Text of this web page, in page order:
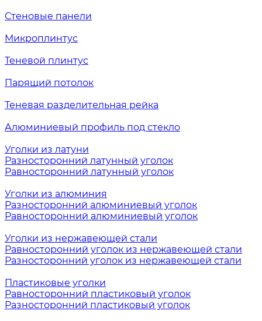
Стеновые панели
Микроплинтус
Теневой плинтус
Парящий потолок
Теневая разделительная рейка
Алюминиевый профиль под стекло
Уголки из латуни
Разносторонний латунный уголок
Равносторонний латунный уголок
Уголки из алюминия
Разносторонний алюминиевый уголок
Равносторонний алюминиевый уголок
Уголки из нержавеющей стали
Равносторонний уголок из нержавеющей стали
Разносторонний уголок из нержавеющей стали
Пластиковые уголки
Равносторонний пластиковый уголок
Разносторонний пластиковый уголок